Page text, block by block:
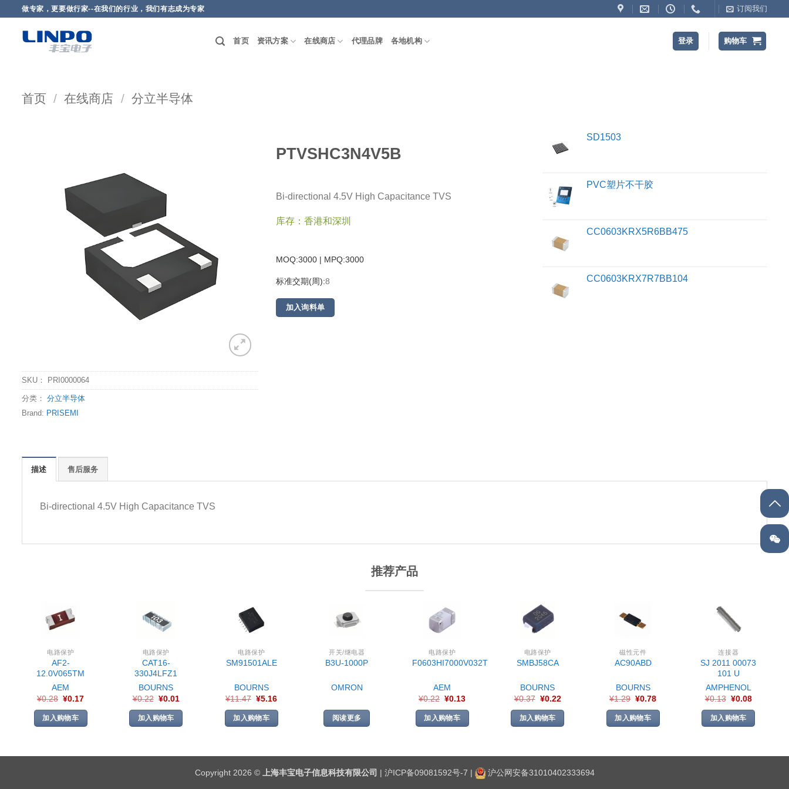
做专家，更要做行家--在我们的行业，我们有志成为专家 订阅我们
首页 资讯方案 在线商店 代理品牌 各地机构 登录 购物车
首页 / 在线商店 / 分立半导体
SKU： PRI0000064
分类： 分立半导体
Brand: PRISEMI
PTVSHC3N4V5B
Bi-directional 4.5V High Capacitance TVS
库存：香港和深圳
MOQ:3000 | MPQ:3000
标准交期(周):8
加入询料单
SD1503
PVC塑片不干胶
CC0603KRX5R6BB475
CC0603KRX7R7BB104
描述 售后服务
Bi-directional 4.5V High Capacitance TVS
推荐产品
电路保护
AF2-
12.0V065TM
AEM
¥0.28 ¥0.17
加入购物车
电路保护
CAT16-
330J4LFZ1
BOURNS
¥0.22 ¥0.01
加入购物车
电路保护
SM91501ALE
BOURNS
¥11.47 ¥5.16
加入购物车
开关/继电器
B3U-1000P
OMRON
阅读更多
电路保护
F0603HI7000V032T
AEM
¥0.22 ¥0.13
加入购物车
电路保护
SMBJ58CA
BOURNS
¥0.37 ¥0.22
加入购物车
磁性元件
AC90ABD
BOURNS
¥1.29 ¥0.78
加入购物车
连接器
SJ 2011 00073
101 U
AMPHENOL
¥0.13 ¥0.08
加入购物车
Copyright 2026 © 上海丰宝电子信息科技有限公司 | 沪ICP备09081592号-7 | 沪公网安备31010402333694